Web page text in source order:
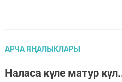
АРЧА ЯҢАЛЫКЛАРЫ
Наласа күле матур